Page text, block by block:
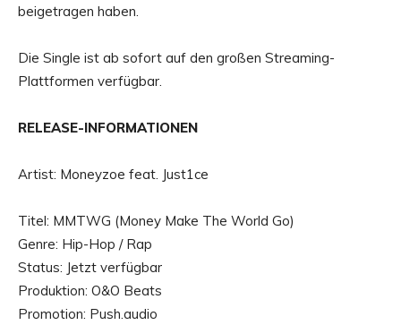
beigetragen haben.
Die Single ist ab sofort auf den großen Streaming-
Plattformen verfügbar.
RELEASE-INFORMATIONEN
Artist: Moneyzoe feat. Just1ce
Titel: MMTWG (Money Make The World Go)
Genre: Hip-Hop / Rap
Status: Jetzt verfügbar
Produktion: O&O Beats
Promotion: Push.audio